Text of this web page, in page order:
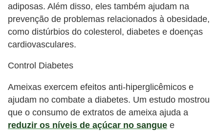
adiposas. Além disso, eles também ajudam na
prevenção de problemas relacionados à obesidade,
como distúrbios do colesterol, diabetes e doenças
cardiovasculares.
Control Diabetes
Ameixas exercem efeitos anti-hiperglicêmicos e
ajudam no combate a diabetes. Um estudo mostrou
que o consumo de extratos de ameixa ajuda a
reduzir os níveis de açúcar no sangue e